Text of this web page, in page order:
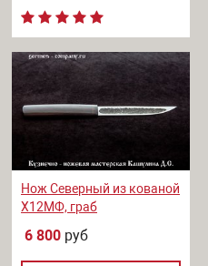
Нож Северный из кованой
Х12МФ, граб
6 800 руб